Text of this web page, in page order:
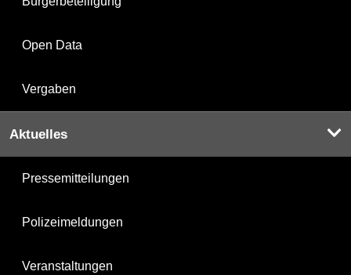
Open Data
Vergaben
Aktuelles
Pressemitteilungen
Polizeimeldungen
Veranstaltungen